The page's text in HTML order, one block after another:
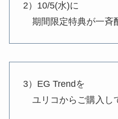
2）10/5(水)に
期間限定特典が一斉
3）EG Trendを
ユリコからご購入し